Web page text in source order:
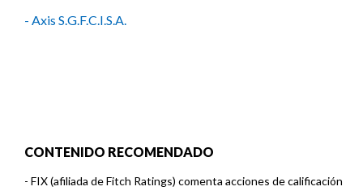
- Axis S.G.F.C.I.S.A.
CONTENIDO RECOMENDADO
- FIX (afiliada de Fitch Ratings) comenta acciones de calificación